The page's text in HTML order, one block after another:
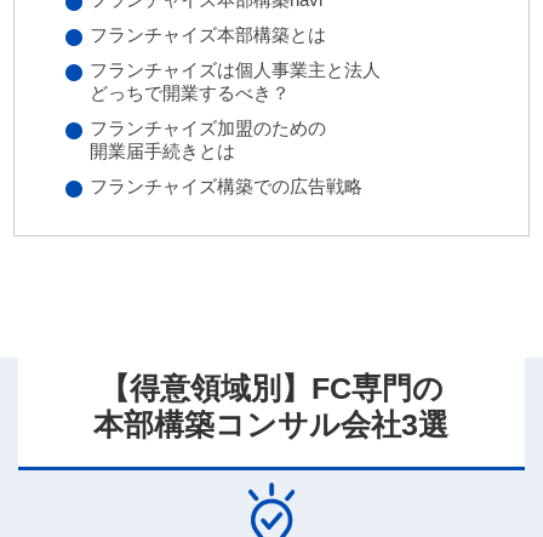
フランチャイズ本部構築とは
フランチャイズは個人事業主と法人
どっちで開業するべき？
フランチャイズ加盟のための
開業届手続きとは
フランチャイズ構築での広告戦略
【得意領域別】FC専門の
本部構築コンサル会社3選